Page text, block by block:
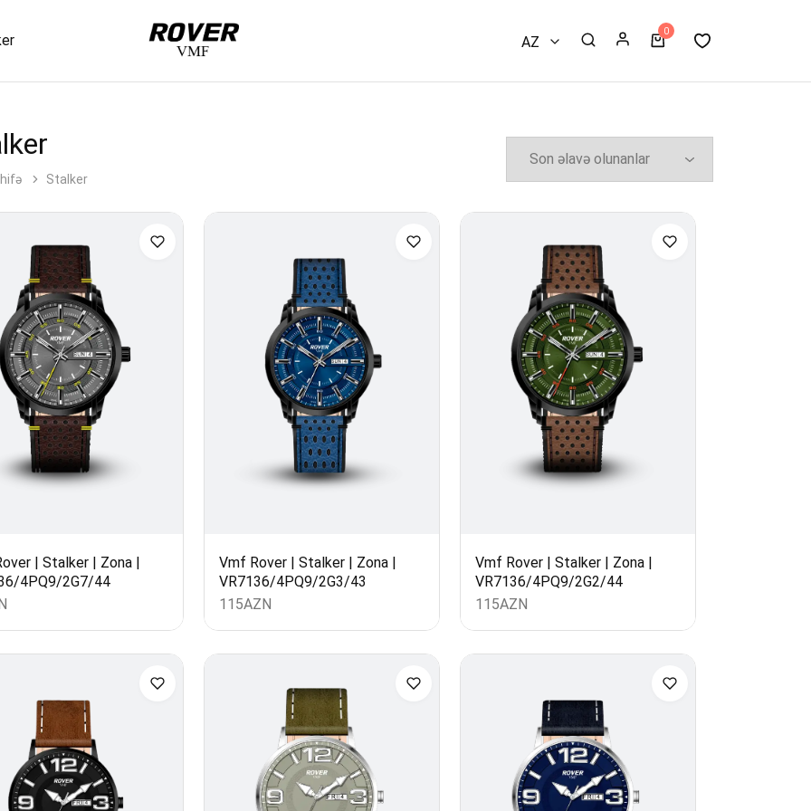
VMF
Rover
AZ
EN
0
Stalker
| Stalker | Zona |
4PQ9/2G7/44
Vmf Rover | Stalker | Zona |
VR7136/4PQ9/2G3/43
115AZN
Vmf Rover | Stalker | Zona |
VR7136/4PQ9/2G2/44
115AZN
səbətə əlavə edildi